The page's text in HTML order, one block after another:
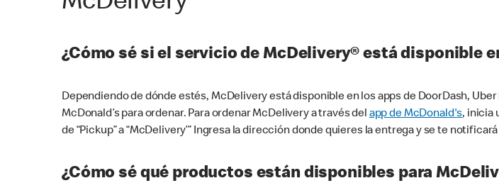
¿Cómo sé si el servicio de McDelivery® está disponible
Dependiendo de dónde estés, McDelivery está disponible en los apps de DoorDash,
McDonald’s para ordenar. Para ordenar McDelivery a través del app de McDonald's, inicia
de “Pickup” a “McDelivery’” Ingresa la dirección donde quieres la entrega y se te notificará
¿Cómo sé qué productos están disponibles para